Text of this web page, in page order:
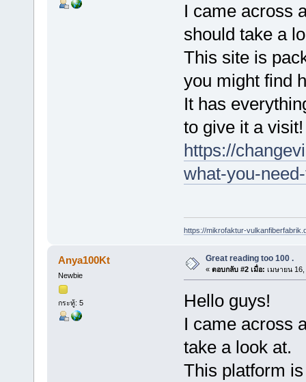
I came across
should take a
This site is
you might find
It has
to give it a visit!
https://
what-you-
https://mikrofaktur-
Anya100Kt
Newbie
กระทู้: 5
Great reading too 100 .
« ตอบกลับ #2 เมื่อ: เมษายน
Hello guys!
I came across
take a look at.
This platform